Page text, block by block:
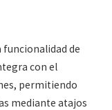
de
con el
permitiendo
mediante atajos